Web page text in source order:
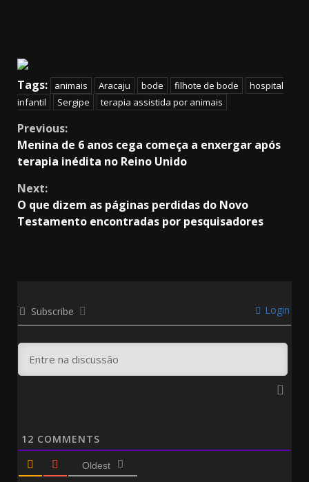
Tags: animais Aracaju bode filhote de bode
hospital
infantil
Sergipe terapia assistida por animais
Continue
Reading
Previous:
Menina de 6 anos cega começa a enxergar após
terapia inédita no Reino Unido
Next:
O que dizem as páginas perdidas do Novo
Testamento encontradas por pesquisadores
Subscribe Login
12 COMMENTS
Oldest